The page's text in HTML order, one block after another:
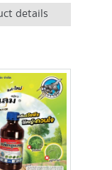
details